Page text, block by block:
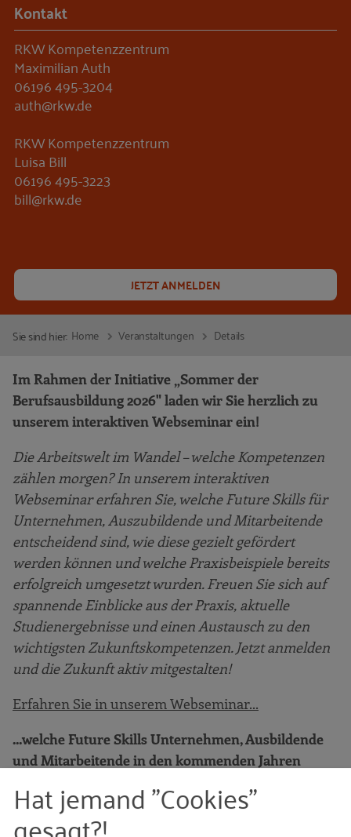
Kontakt
RKW Kompetenzzentrum
Maximilian Auth
06196 495-3204
auth@rkw.de
RKW Kompetenzzentrum
Luisa Bill
06196 495-3223
bill@rkw.de
JETZT ANMELDEN
Sie sind hier: Home Veranstaltungen Details
Im Rahmen der Initiative „Sommer der
Berufsausbildung 2026" laden wir Sie herzlich zu
unserem interaktiven Webseminar ein!
Die Arbeitswelt im Wandel – welche Kompetenzen
zählen morgen?In unserem interaktiven
Webseminar erfahren Sie, welche Future Skills für
Unternehmen, Auszubildende und Mitarbeitende
entscheidend sind, wie diese gezielt gefördert
werden können und welche Praxisbeispiele bereits
erfolgreich umgesetzt wurden. Freuen Sie sich auf
spannende Einblicke aus der Praxis, aktuelle
Studienergebnisse und einen Austausch zu den
wichtigsten Zukunftskompetenzen. Jetzt anmelden
und die Zukunft aktiv mitgestalten!
Erfahren Sie in unserem Webseminar...
...welche Future Skills Unternehmen, Ausbildende
und Mitarbeitende in den kommenden Jahren
und Trends.
Hat jemand "Cookies"